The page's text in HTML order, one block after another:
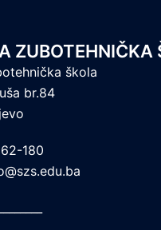
ZUBOTEHNIČKA
škola
br.84
180